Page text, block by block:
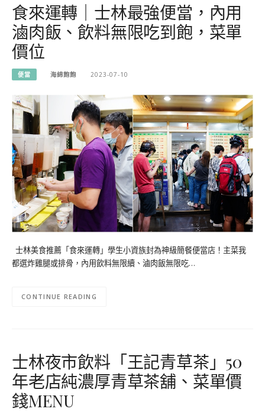
食來運轉｜士林最強便當，內用
滷肉飯、飲料無限吃到飽，菜單
價位
便當 海綿飽飽 2023-07-10
士林美食推薦「食來運轉」學生小資族封為神級簡餐便當店！主菜我
都選炸雞腿或排骨，內用飲料無限續、滷肉飯無限吃…
CONTINUE READING
士林夜市飲料「王記青草茶」50
年老店純濃厚青草茶舖、菜單價
錢MENU